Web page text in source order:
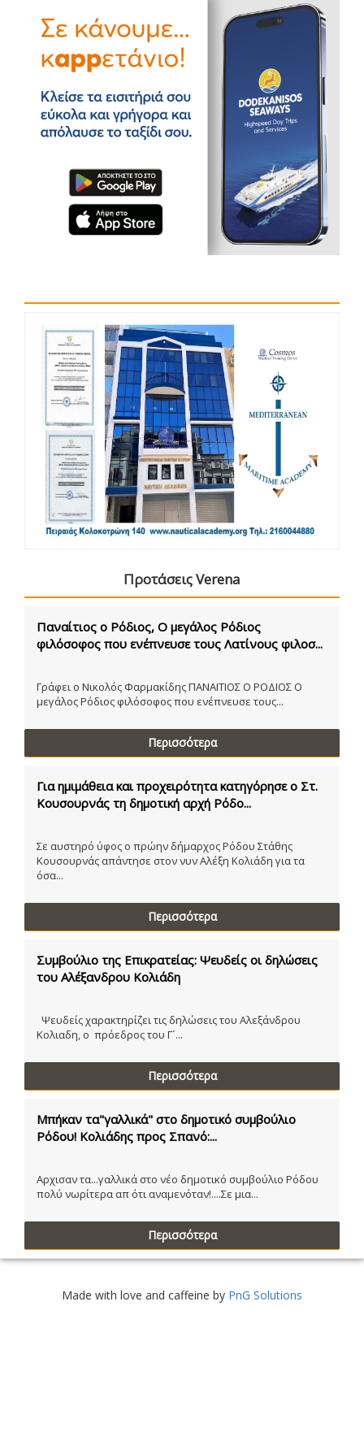
Προτάσεις Verena
Παναίτιος ο Ρόδιος, Ο μεγάλος Ρόδιος
φιλόσοφος που ενέπνευσε τους Λατίνους φιλοσ...
Γράφει ο Νικολός Φαρμακίδης ΠΑΝΑΙΤΙΟΣ Ο ΡΟΔΙΟΣ Ο
μεγάλος Ρόδιος φιλόσοφος που ενέπνευσε τους...
Περισσότερα
Για ημιμάθεια και προχειρότητα κατηγόρησε ο Στ.
Κουσουρνάς τη δημοτική αρχή Ρόδο...
Σε αυστηρό ύφος ο πρώην δήμαρχος Ρόδου Στάθης
Κουσουρνάς απάντησε στον νυν Αλέξη Κολιάδη για τα
όσα...
Περισσότερα
Συμβούλιο της Επικρατείας: Ψευδείς οι δηλώσεις
του Αλέξανδρου Κολιάδη
Ψευδείς χαρακτηρίζει τις δηλώσεις του Αλεξάνδρου
Κολιαδη, ο πρόεδρος του Γ´...
Περισσότερα
Μπήκαν τα"γαλλικά" στο δημοτικό συμβούλιο
Ρόδου! Κολιάδης προς Σπανό:...
Αρχισαν τα...γαλλικά στο νέο δημοτικό συμβούλιο Ρόδου
πολύ νωρίτερα απ ότι αναμενόταν!....Σε μια...
Περισσότερα
Made with love and caffeine by PnG Solutions